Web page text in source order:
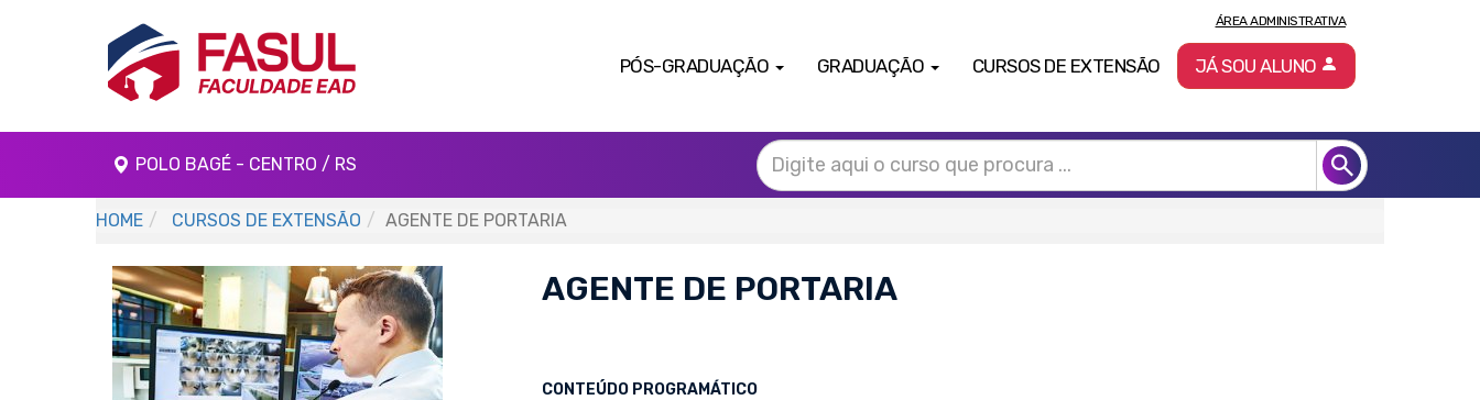
PÓS-GRADUAÇÃO GRADUAÇÃO CURSOS DE EXTENSÃO
ÁREA ADMINISTRATIVA
JÁ SOU ALUNO
POLO BAGÉ - CENTRO / RS
HOME CURSOS DE EXTENSÃO AGENTE DE PORTARIA
AGENTE DE PORTARIA
CONTEÚDO PROGRAMÁTICO